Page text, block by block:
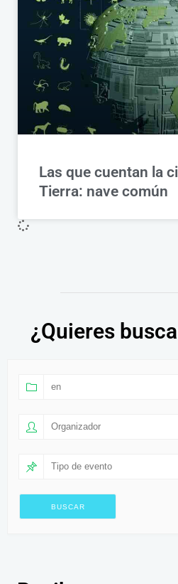
Las que cuentan la
Tierra: nave común
¿Quieres
en
Organizador
Tipo de evento